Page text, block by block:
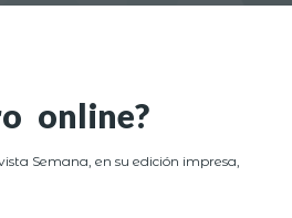
online?
Semana, en su edición impresa,